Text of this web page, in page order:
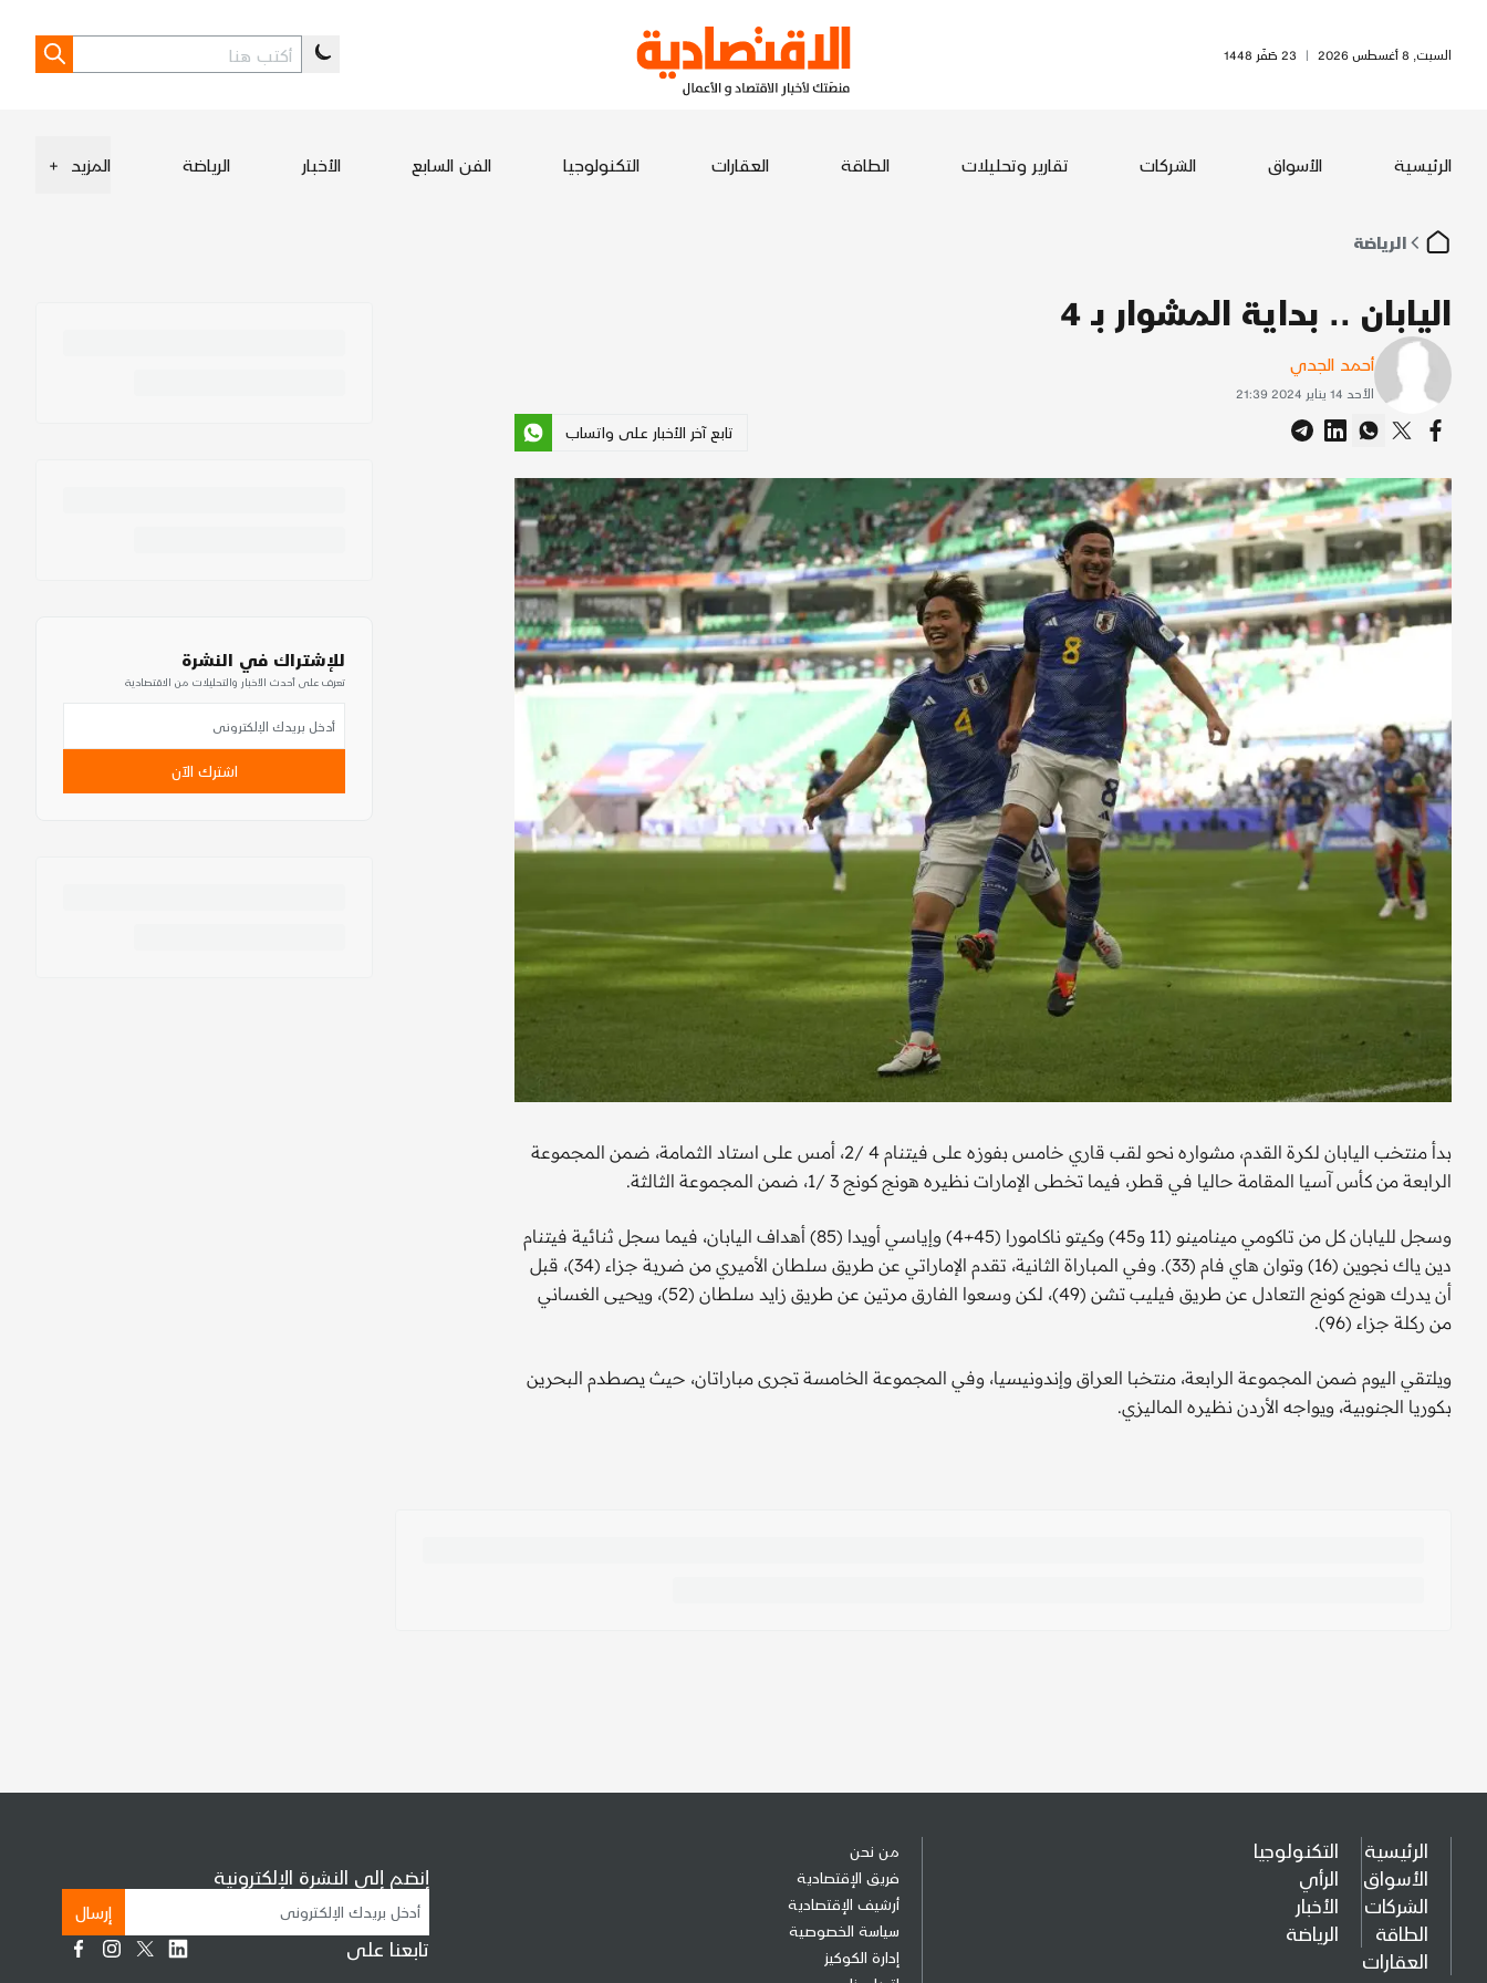
السبت, 8 أغسطس 2026 | 23 صَفَر 1448
الرئيسية الأسواق الشركات تقارير وتحليلات الطاقة العقارات التكنولوجيا الفن السابع الأخبار الرياضة المزيد +
الرياضة
اليابان .. بداية المشوار بـ 4
أحمد الجدي
الأحد 14 يناير 2024 21:39
تابع آخر الأخبار على واتساب
بدأ منتخب اليابان لكرة القدم، مشواره نحو لقب قاري خامس بفوزه على فيتنام 4 /2، أمس على استاد الثمامة، ضمن المجموعة
الرابعة من كأس آسيا المقامة حاليا في قطر، فيما تخطى الإمارات نظيره هونج كونج 3 /1، ضمن المجموعة الثالثة.
وسجل لليابان كل من تاكومي مينامينو (11 و45) وكيتو ناكامورا (45+4) وإياسي أويدا (85) أهداف اليابان، فيما سجل ثنائية فيتنام
دين ياك نجوين (16) وتوان هاي فام (33). وفي المباراة الثانية، تقدم الإماراتي عن طريق سلطان الأميري من ضربة جزاء (34)، قبل
أن يدرك هونج كونج التعادل عن طريق فيليب تشن (49)، لكن وسعوا الفارق مرتين عن طريق زايد سلطان (52)، ويحيى الغساني
من ركلة جزاء (96).
ويلتقي اليوم ضمن المجموعة الرابعة، منتخبا العراق وإندونيسيا، وفي المجموعة الخامسة تجرى مباراتان، حيث يصطدم البحرين
بكوريا الجنوبية، ويواجه الأردن نظيره الماليزي.
للإشتراك في النشرة
تعرف على أحدث الأخبار والتحليلات من الاقتصادية
اشترك الآن
الرئيسية
الأسواق
الشركات
الطاقة
العقارات
التكنولوجيا
الرأي
الأخبار
الرياضة
من نحن
فريق الإقتصادية
أرشيف الإقتصادية
سياسة الخصوصية
إدارة الكوكيز
إنضم إلى النشرة الإلكترونية
إرسال
تابعنا على